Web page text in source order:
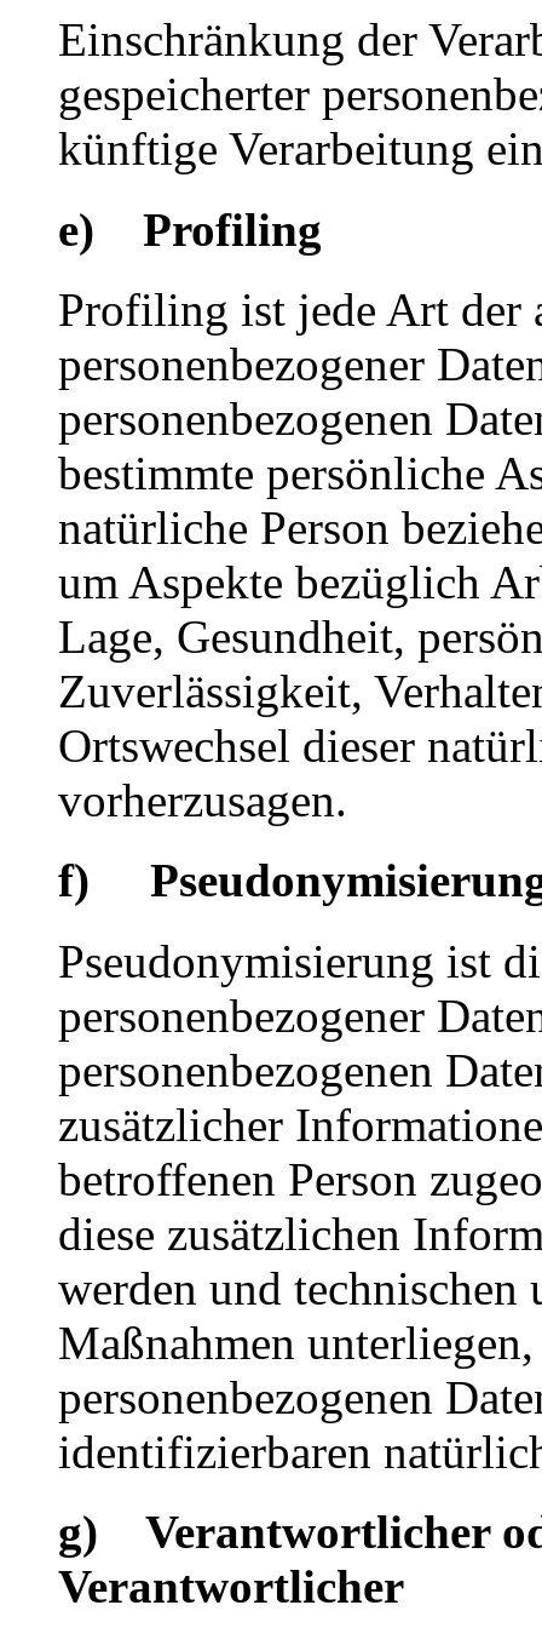
Einschränkung der
gespeicherter
künftige Verarbeitung
e) Profiling
Profiling ist jede Art der
personenbezogener
personenbezogenen
bestimmte persönliche
natürliche Person
um Aspekte bezüglich
Lage, Gesundheit,
Zuverlässigkeit,
Ortswechsel dieser
vorherzusagen.
f)
Pseudonymisierung ist
personenbezogener
personenbezogenen
zusätzlicher
betroffenen Person
diese zusätzlichen
werden und technischen
Maßnahmen
personenbezogenen
identifizierbaren
g) Verantwortlicher
Verantwortlicher